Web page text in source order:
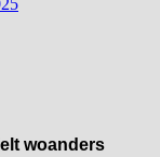
woanders